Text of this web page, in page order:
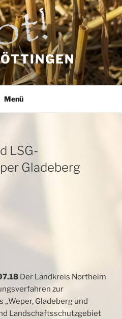
Menü
LSG-
Gladeberg
Der Landkreis Northeim
zur
Gladeberg und
Landschaftsschutzgebiet